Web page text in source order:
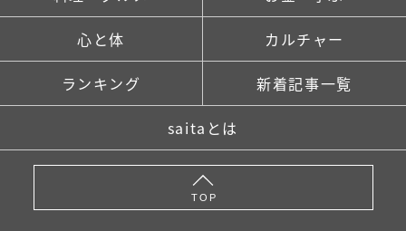
心と体 カルチャー
ランキング 新着記事一覧
saitaとは
TOP